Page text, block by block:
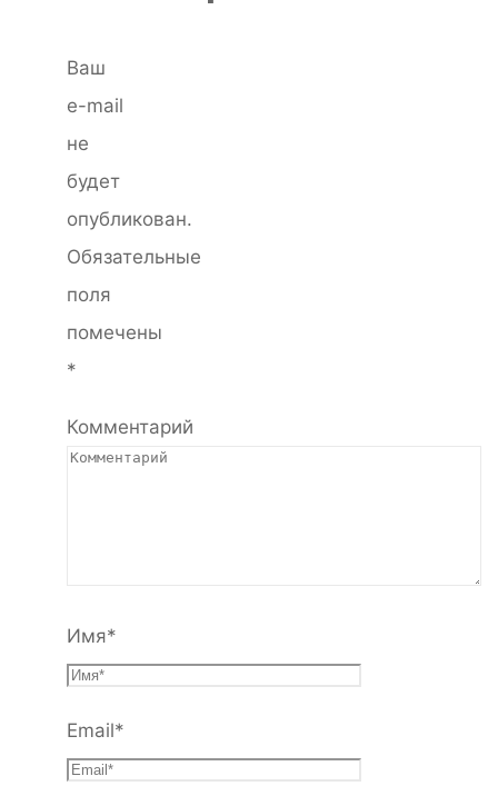
Ваш
e-mail
не
будет
опубликован.
Обязательные
поля
помечены
*
Комментарий
Имя*
Email*